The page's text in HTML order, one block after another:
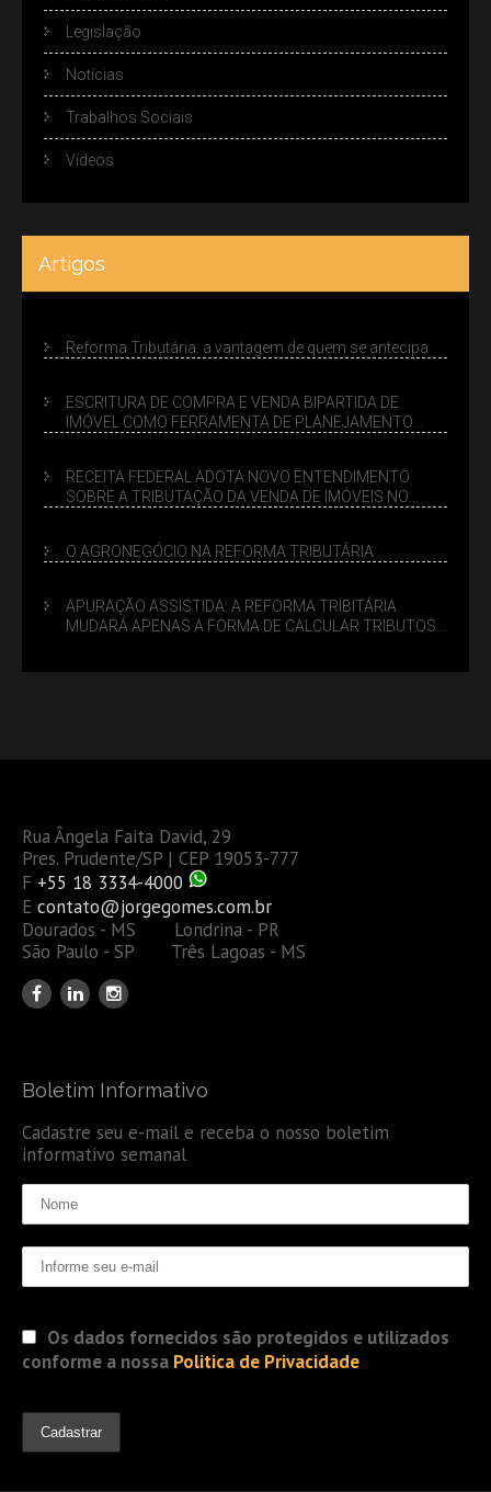
Legislação
Notícias
Trabalhos Sociais
Vídeos
Artigos
Reforma Tributária: a vantagem de quem se antecipa
ESCRITURA DE COMPRA E VENDA BIPARTIDA DE
IMÓVEL COMO FERRAMENTA DE PLANEJAMENTO
RECEITA FEDERAL ADOTA NOVO ENTENDIMENTO
SOBRE A TRIBUTAÇÃO DA VENDA DE IMÓVEIS NO
O AGRONEGÓCIO NA REFORMA TRIBUTÁRIA
APURAÇÃO ASSISTIDA: A REFORMA TRIBITÁRIA
MUDARÁ APENAS A FORMA DE CALCULAR TRIBUTOS
Rua Ângela Faita David, 29
Pres. Prudente/SP | CEP 19053-777
F +55 18 3334-4000
E contato@jorgegomes.com.br
Dourados - MS Londrina - PR
São Paulo - SP Três Lagoas - MS
Boletim Informativo
Cadastre seu e-mail e receba o nosso boletim
informativo semanal
Os dados fornecidos são protegidos e utilizados
conforme a nossa Politica de Privacidade